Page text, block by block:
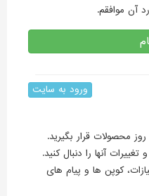
آن موافقم.
ورود به سایت
محصولات قرار بگیرید.
آنها را دنبال کنید.
کوپن ها و پیام های